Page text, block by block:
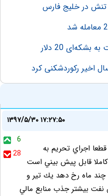
در خلیج فارس
20 دلار
۱۳۹۷/۵/۳۰ ۱۷:۲۷:۵۰
6
28
اجراي تحريم به
قابل پيش بيني است
ماه رخ دهد يك تير و
مي دهد 1) فروش نفت بيشتر جذب منابع مالي